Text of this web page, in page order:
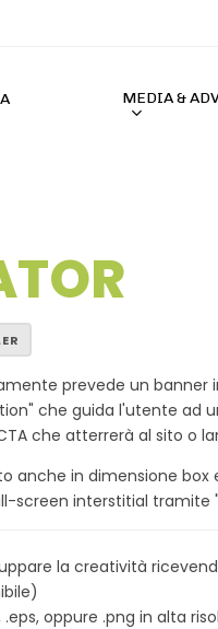
MEDIA &
prevede un
che guida l'utente ad
che atterrerà al sito o
anche in dimensione
screen interstitial
la creatività
oppure .png in alta
Terbaik 2026